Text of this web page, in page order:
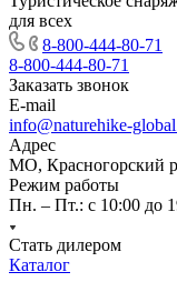
для всех
8-800-444-80-71
8-800-444-80-71
Заказать звонок
E-mail
info@naturehike-
Адрес
МО, Красногорский
Режим работы
Пн. – Пт.: с 10:00 до
Стать дилером
Каталог